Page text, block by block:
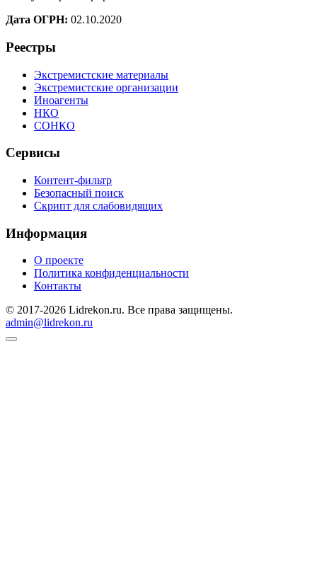
Дата ОГРН: 02.10.2020
Реестры
Экстремистские материалы
Экстремистские организации
Иноагенты
НКО
СОНКО
Сервисы
Контент-фильтр
Безопасный поиск
Скрипт для слабовидящих
Информация
О проекте
Политика конфиденциальности
Контакты
© 2017-2026 Lidrekon.ru. Все права защищены.
admin@lidrekon.ru